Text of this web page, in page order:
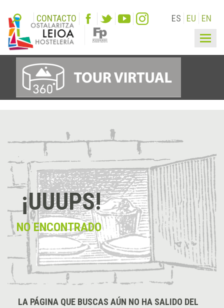
CONTACTO ES EU EN
¡UUUPS!
NO ENCONTRADO
LA PÁGINA QUE BUSCAS AÚN NO HA SALIDO DEL